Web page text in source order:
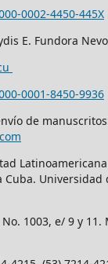
0002-4450-445X
E. Fundora
0001-8450-9936
de
Cuba. Universidad
1003, e/ 9 y 11.